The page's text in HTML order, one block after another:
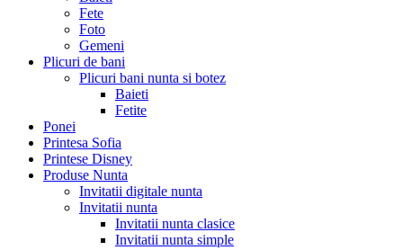
Fete
Foto
Gemeni
Plicuri de bani
Plicuri bani nunta si botez
Baieti
Fetite
Ponei
Printesa Sofia
Printese Disney
Produse Nunta
Invitatii digitale nunta
Invitatii nunta
Invitatii nunta clasice
Invitatii nunta simple